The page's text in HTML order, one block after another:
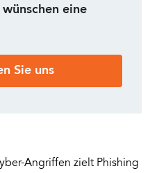
eine
Sie uns
Angriffen zielt Phishing